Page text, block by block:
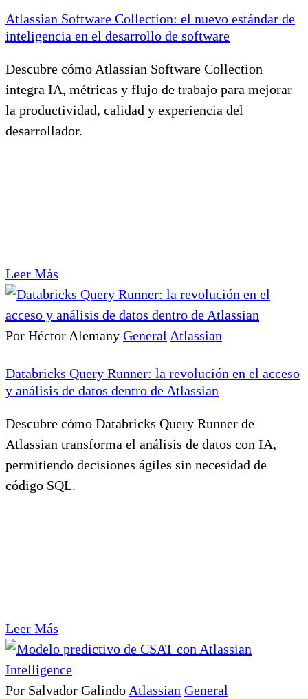
Atlassian Software Collection: el nuevo estándar de
inteligencia en el desarrollo de software
Descubre cómo Atlassian Software Collection
integra IA, métricas y flujo de trabajo para mejorar
la productividad, calidad y experiencia del
desarrollador.
Leer Más
Por Héctor Alemany General Atlassian
Databricks Query Runner: la revolución en el acceso
y análisis de datos dentro de Atlassian
Descubre cómo Databricks Query Runner de
Atlassian transforma el análisis de datos con IA,
permitiendo decisiones ágiles sin necesidad de
código SQL.
Leer Más
Por Salvador Galindo Atlassian General